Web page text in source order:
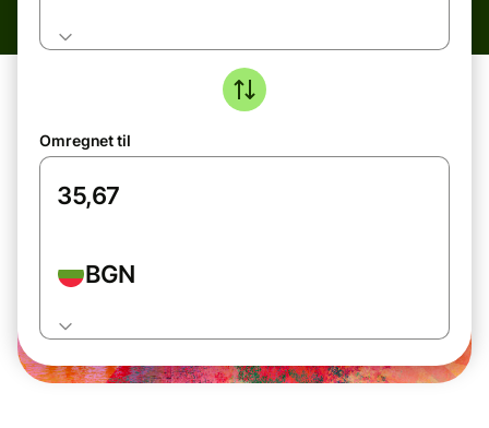
Omregnet til
BGN